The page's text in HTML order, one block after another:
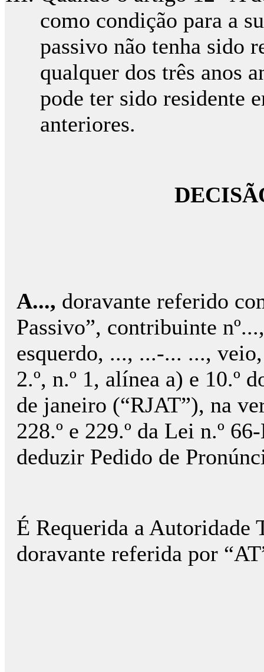
como condição para a
passivo não tenha sido
qualquer dos três anos
pode ter sido residente
anteriores.
A..., doravante referido
Passivo”, contribuinte
esquerdo, ..., ...-... ...,
2.º, n.º 1, alínea a) e 10.º
de janeiro (“RJAT”), na
228.º e 229.º da Lei n.º
deduzir Pedido de
É Requerida a Autoridade
doravante referida por